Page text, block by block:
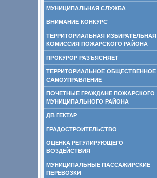
МУНИЦИПАЛЬНАЯ СЛУЖБА
ВНИМАНИЕ КОНКУРС
ТЕРРИТОРИАЛЬНАЯ ИЗБИРАТЕЛЬНАЯ
КОМИССИЯ ПОЖАРСКОГО РАЙОНА
ПРОКУРОР РАЗЪЯСНЯЕТ
ТЕРРИТОРИАЛЬНОЕ ОБЩЕСТВЕННОЕ
САМОУПРАВЛЕНИЕ
ПОЧЕТНЫЕ ГРАЖДАНЕ ПОЖАРСКОГО
МУНИЦИПАЛЬНОГО РАЙОНА
ДВ ГЕКТАР
ГРАДОСТРОИТЕЛЬСТВО
ОЦЕНКА РЕГУЛИРУЮЩЕГО
ВОЗДЕЙСТВИЯ
МУНИЦИПАЛЬНЫЕ ПАССАЖИРСКИЕ
ПЕРЕВОЗКИ